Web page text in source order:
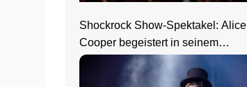
Shockrock Show-Spektakel: Alice
Cooper begeistert in seinem
Nightmare Castle